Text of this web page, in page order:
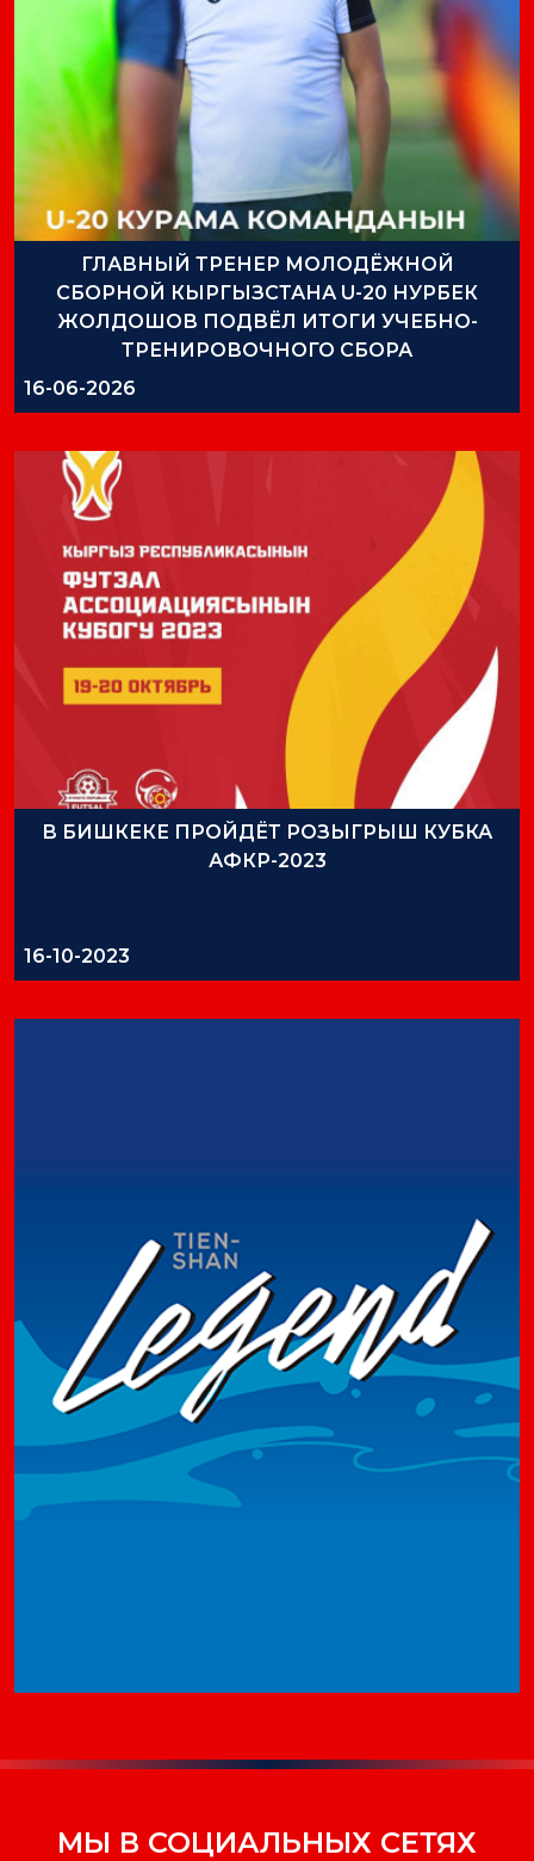
ГЛАВНЫЙ ТРЕНЕР МОЛОДЁЖНОЙ
СБОРНОЙ КЫРГЫЗСТАНА U-20 НУРБЕК
ЖОЛДОШОВ ПОДВЁЛ ИТОГИ УЧЕБНО-
ТРЕНИРОВОЧНОГО СБОРА
16-06-2026
В БИШКЕКЕ ПРОЙДЁТ РОЗЫГРЫШ КУБКА
АФКР-2023
16-10-2023
МЫ В СОЦИАЛЬНЫХ СЕТЯХ